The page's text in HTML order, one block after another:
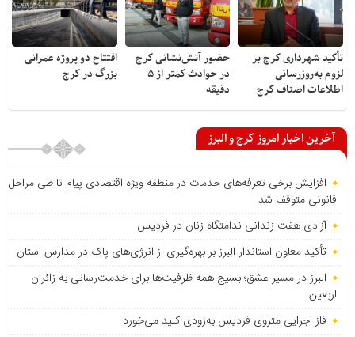
تأکید شهرداری کرج بر
لزوم به‌روزرسانی
اطلاعات اصناف کرج
حضور آتش‌نشانی کرج
در حوادث کمتر از ۵
دقیقه
افتتاح دو پروژه عمرانی
بزرگ در کرج
آخرین اخبار امروز کرج و البرز
افزایش برخی تعرفه‌های خدمات در منطقه ویژه اقتصادی پیام تا طی مراحل
قانونی متوقف شد
آزادی هفت زندانی ندامتگاه زنان در فردیس
تأکید معاون استاندار البرز بر بهره‌گیری از انرژی‌های پاک در مدارس استان
البرز در مسیر عشق؛ بسیج همه ظرفیت‌ها برای خدمت‌رسانی به زائران
اربعین
فاز اجرایی متروی فردیس به‌زودی کلید می‌خورد